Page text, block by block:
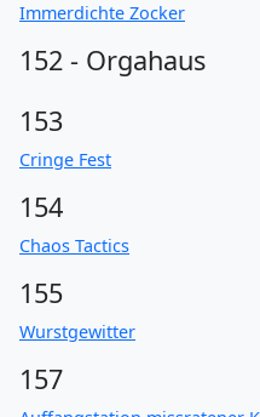
Immerdichte Zocker
152 - Orgahaus
153
Cringe Fest
154
Chaos Tactics
155
Wurstgewitter
157